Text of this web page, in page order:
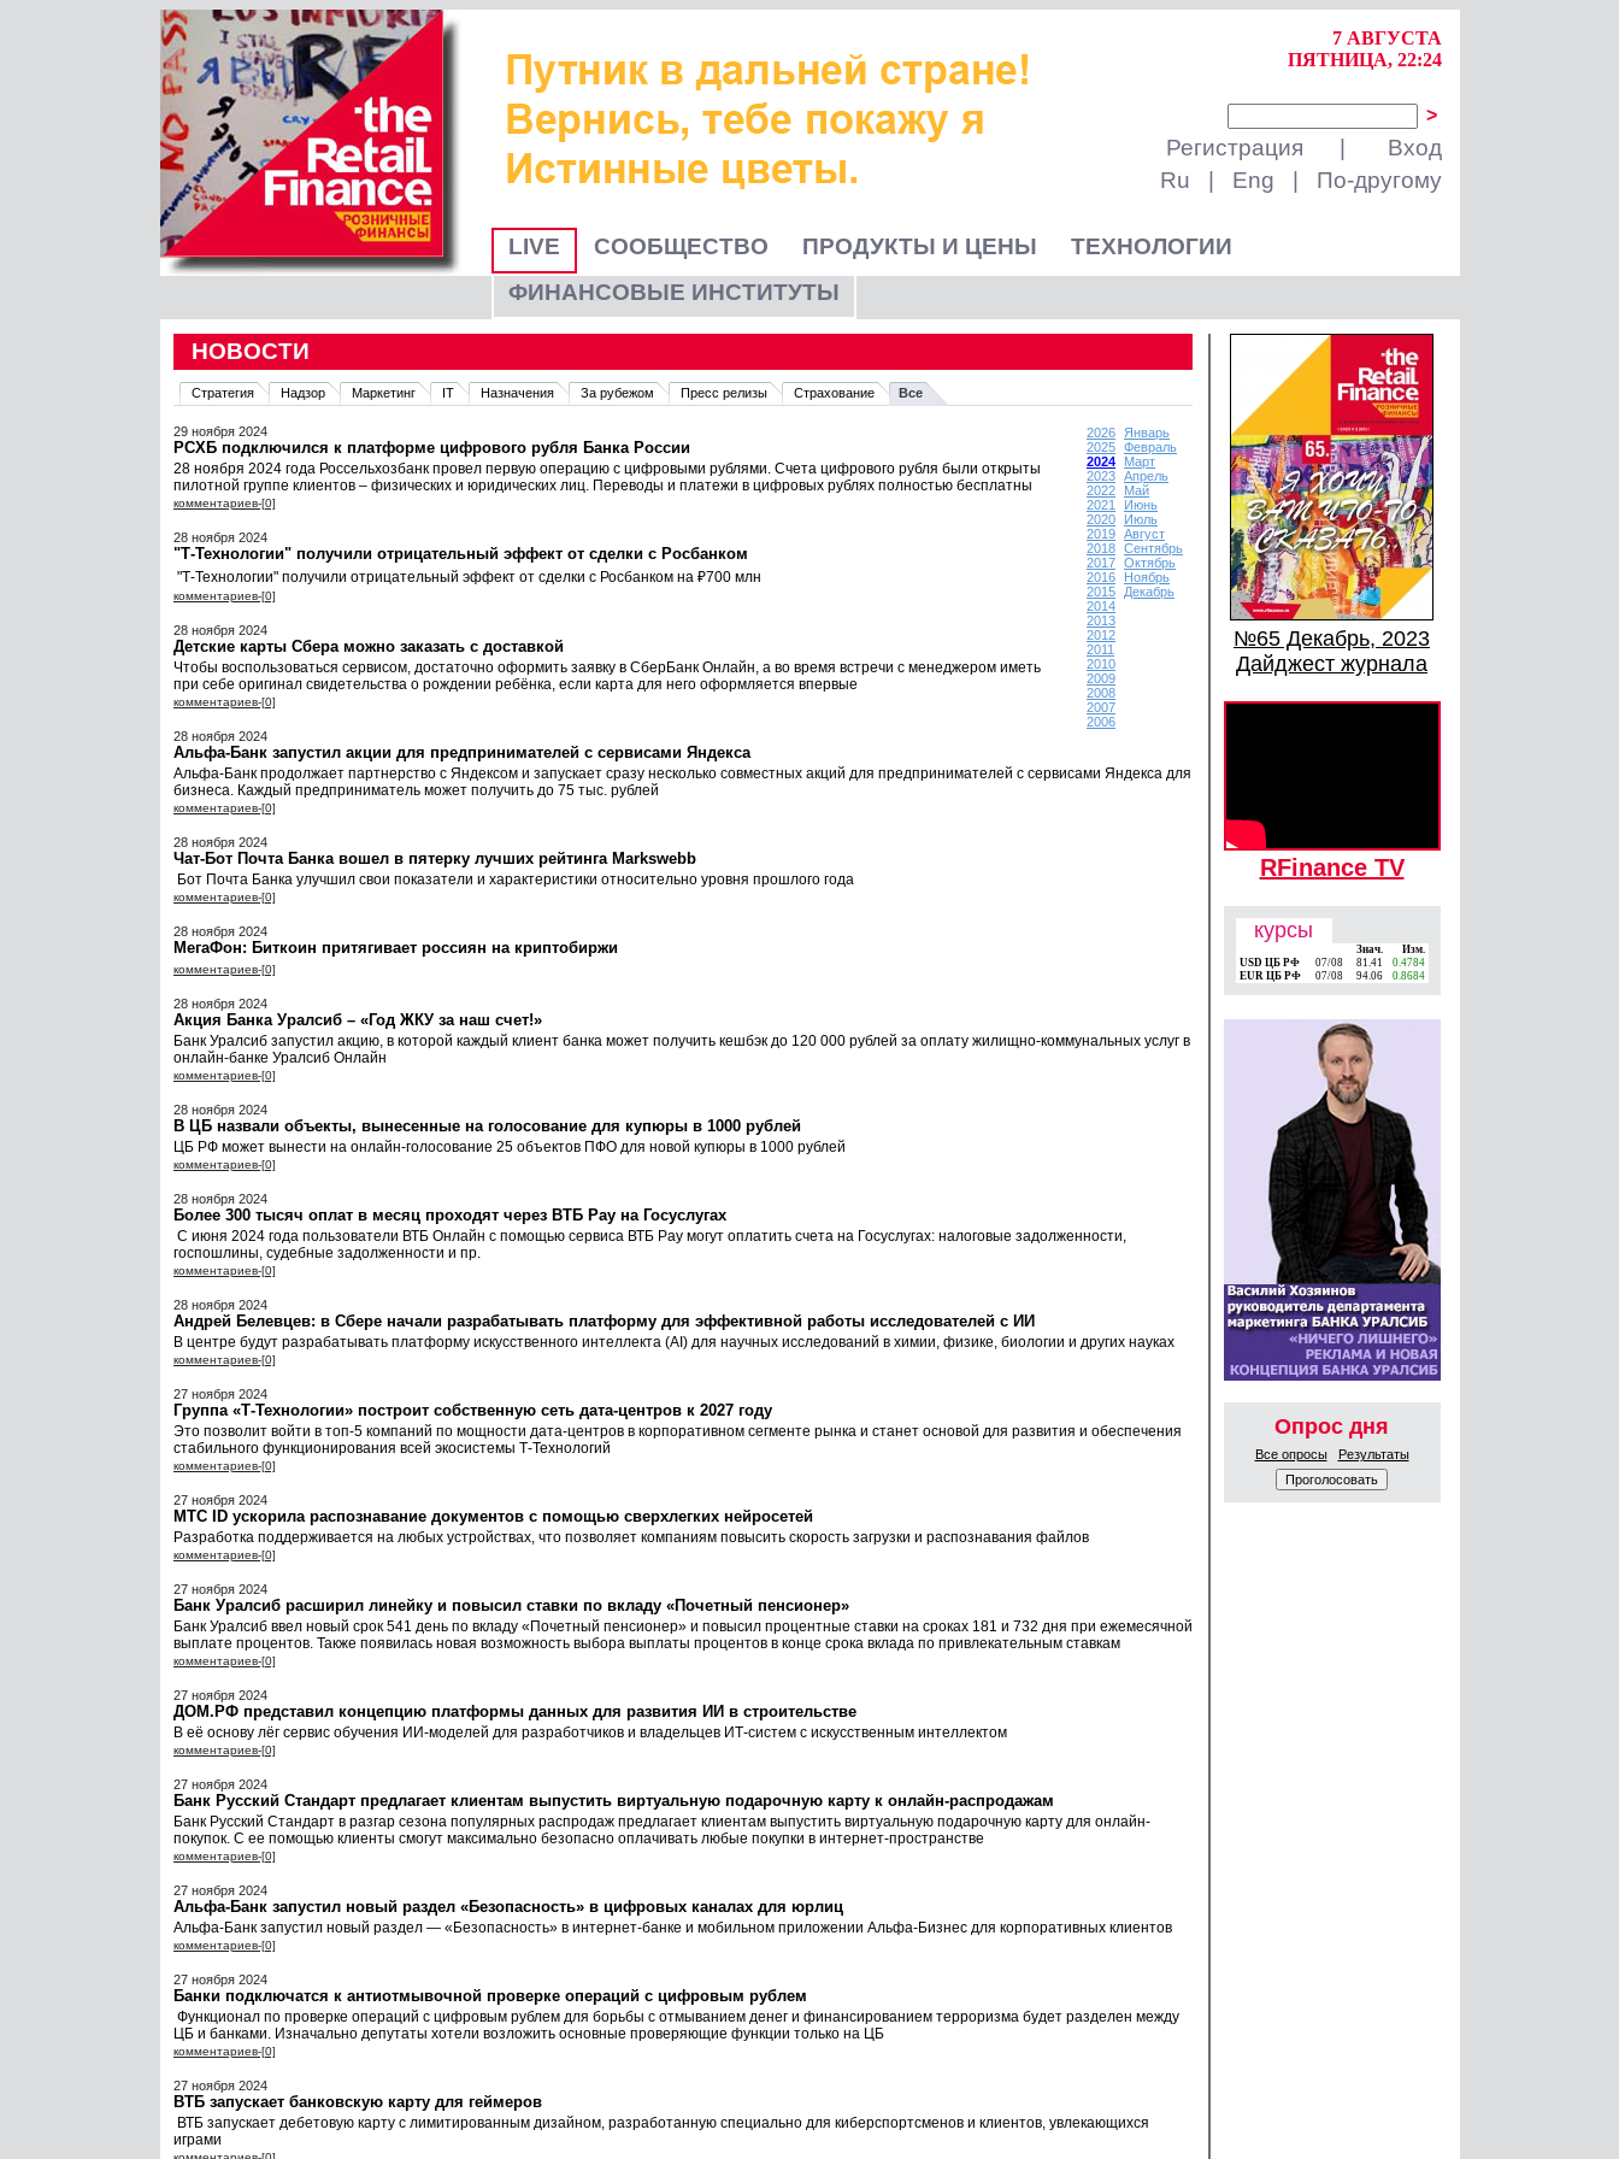
7 АВГУСТА
ПЯТНИЦА, 22:24
>
Регистрация
Вход
Ru
Eng По-другому
LIVE СООБЩЕСТВО ПРОДУКТЫ И ЦЕНЫ
ТЕХНОЛОГИИ
ФИНАНСОВЫЕ ИНСТИТУТЫ
НОВОСТИ
Стратегия Надзор Маркетинг IT Назначения За рубежом Пресс релизы Страхование Все
2026
2025
2024
2023
2022
2021
2020
2019
2018
2017
2016
2015
2014
2013
2012
2011
2010
2009
2008
2007
2006
Январь
Февраль
Март
Апрель
Май
Июнь
Июль
Август
Сентябрь
Октябрь
Ноябрь
Декабрь
29 ноября 2024
РСХБ подключился к платформе цифрового рубля Банка России
28 ноября 2024 года Россельхозбанк провел первую операцию с цифровыми рублями. Счета цифрового рубля были открыты
пилотной группе клиентов – физических и юридических лиц. Переводы и платежи в цифровых рублях полностью бесплатны
комментариев-[0]
28 ноября 2024
"Т-Технологии" получили отрицательный эффект от сделки с Росбанком
"Т-Технологии" получили отрицательный эффект от сделки с Росбанком на ₽700 млн
комментариев-[0]
28 ноября 2024
Детские карты Сбера можно заказать с доставкой
Чтобы воспользоваться сервисом, достаточно оформить заявку в СберБанк Онлайн, а во время встречи с менеджером иметь
при себе оригинал свидетельства о рождении ребёнка, если карта для него оформляется впервые
комментариев-[0]
28 ноября 2024
Альфа-Банк запустил акции для предпринимателей с сервисами Яндекса
Альфа-Банк продолжает партнерство с Яндексом и запускает сразу несколько совместных акций для предпринимателей с сервисами Яндекса для
бизнеса. Каждый предприниматель может получить до 75 тыс. рублей
комментариев-[0]
28 ноября 2024
Чат-Бот Почта Банка вошел в пятерку лучших рейтинга Markswebb
Бот Почта Банка улучшил свои показатели и характеристики относительно уровня прошлого года
комментариев-[0]
28 ноября 2024
МегаФон: Биткоин притягивает россиян на криптобиржи
комментариев-[0]
28 ноября 2024
Акция Банка Уралсиб – «Год ЖКУ за наш счет!»
Банк Уралсиб запустил акцию, в которой каждый клиент банка может получить кешбэк до 120 000 рублей за оплату жилищно-коммунальных услуг в
онлайн-банке Уралсиб Онлайн
комментариев-[0]
28 ноября 2024
В ЦБ назвали объекты, вынесенные на голосование для купюры в 1000 рублей
ЦБ РФ может вынести на онлайн-голосование 25 объектов ПФО для новой купюры в 1000 рублей
комментариев-[0]
28 ноября 2024
Более 300 тысяч оплат в месяц проходят через ВТБ Pay на Госуслугах
С июня 2024 года пользователи ВТБ Онлайн с помощью сервиса ВТБ Pay могут оплатить счета на Госуслугах: налоговые задолженности,
госпошлины, судебные задолженности и пр.
комментариев-[0]
28 ноября 2024
Андрей Белевцев: в Сбере начали разрабатывать платформу для эффективной работы исследователей с ИИ
В центре будут разрабатывать платформу искусственного интеллекта (AI) для научных исследований в химии, физике, биологии и других науках
комментариев-[0]
27 ноября 2024
Группа «Т-Технологии» построит собственную сеть дата-центров к 2027 году
Это позволит войти в топ-5 компаний по мощности дата-центров в корпоративном сегменте рынка и станет основой для развития и обеспечения
стабильного функционирования всей экосистемы Т-Технологий
комментариев-[0]
27 ноября 2024
МТС ID ускорила распознавание документов с помощью сверхлегких нейросетей
Разработка поддерживается на любых устройствах, что позволяет компаниям повысить скорость загрузки и распознавания файлов
комментариев-[0]
27 ноября 2024
Банк Уралсиб расширил линейку и повысил ставки по вкладу «Почетный пенсионер»
Банк Уралсиб ввел новый срок 541 день по вкладу «Почетный пенсионер» и повысил процентные ставки на сроках 181 и 732 дня при ежемесячной
выплате процентов. Также появилась новая возможность выбора выплаты процентов в конце срока вклада по привлекательным ставкам
комментариев-[0]
27 ноября 2024
ДОМ.РФ представил концепцию платформы данных для развития ИИ в строительстве
В её основу лёг сервис обучения ИИ-моделей для разработчиков и владельцев ИТ-систем с искусственным интеллектом
комментариев-[0]
27 ноября 2024
Банк Русский Стандарт предлагает клиентам выпустить виртуальную подарочную карту к онлайн-распродажам
Банк Русский Стандарт в разгар сезона популярных распродаж предлагает клиентам выпустить виртуальную подарочную карту для онлайн-
покупок. С ее помощью клиенты смогут максимально безопасно оплачивать любые покупки в интернет-пространстве
комментариев-[0]
27 ноября 2024
Альфа-Банк запустил новый раздел «Безопасность» в цифровых каналах для юрлиц
Альфа-Банк запустил новый раздел — «Безопасность» в интернет-банке и мобильном приложении Альфа-Бизнес для корпоративных клиентов
комментариев-[0]
27 ноября 2024
Банки подключатся к антиотмывочной проверке операций с цифровым рублем
Функционал по проверке операций с цифровым рублем для борьбы с отмыванием денег и финансированием терроризма будет разделен между
ЦБ и банками. Изначально депутаты хотели возложить основные проверяющие функции только на ЦБ
комментариев-[0]
27 ноября 2024
ВТБ запускает банковскую карту для геймеров
ВТБ запускает дебетовую карту с лимитированным дизайном, разработанную специально для киберспортсменов и клиентов, увлекающихся
играми
№65 Декабрь, 2023
Дайджест журнала
RFinance TV
курсы
Знач.
Изм.
USD ЦБ РФ
07/08 81.41
0.4784
EUR ЦБ РФ
07/08 94.06 0.8684
Опрос дня
Все опросы Результаты